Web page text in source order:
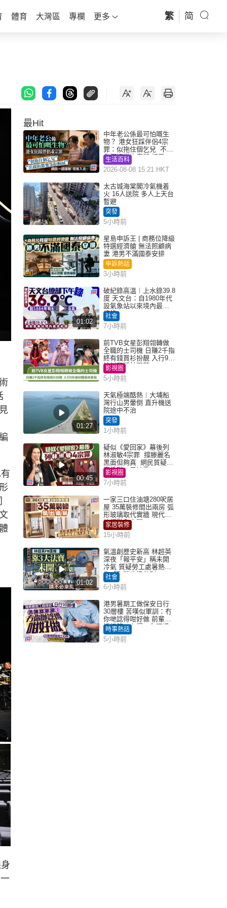
體育 大灣區 專欄 更多 繁 简
最Hit
中年老公係最可怕嘅生
物？ 港女狂踩伴侶4宗
罪：似拖住個乞兒 不解
為何經常去廁所 網民一
語道破
生活百科
2026-08-08 15:21 HKT
太古城海棠閣冷氣機着
火 16人送院 多人上天台
暫避
突發
5小時前
星島申訴王 | 商務位降級
特選經濟艙 無法照顧病
妻 港男不滿國泰安排
申訴熱話
3小時前
01:02
破紀錄高溫︱上水錄39.8
度 天文台：自1980年代
設氣象站以來境內最高
紀錄
社會
7小時前
前TVB女星彭翔翎轉做
全職的士司機 日賺2千指
終有錢買衫扮靚 入行9年
被封翻版林夏薇
影視圈
5小時前
01:27
天氣極端酷熱︱大埔船
灣行山男暈倒 直升機送
院途中不治
突發
1小時前
00:45
疑似《愛回家》幕後列
林淑敏4宗罪 撐滕麗名
黑面但夠真 網民質疑：
真係咁一早被雪
影視圈
7小時前
一家三口住油塘280呎居
屋 35萬裝修間出兩房 弧
形玻璃取代實牆 現代神
枱櫃融入玄關
家居裝修
15小時前
01:02
氣溫創歷史新高 林超英
深夜「報平安」稱未開
冷氣 質疑勞工處暑熱警
告「取消也沒分別」
社會
6小時前
港男暑期工做保安日行
30層樓 苦嘆似軍訓：冇
你哋諗得咁好做 前輩傳
授搵筍工心得：你唔識
揀盤啫｜Juicy叮
時事熱話
5小時前